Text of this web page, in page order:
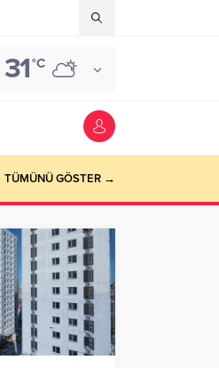
31°C
TÜMÜNÜ GÖSTER →